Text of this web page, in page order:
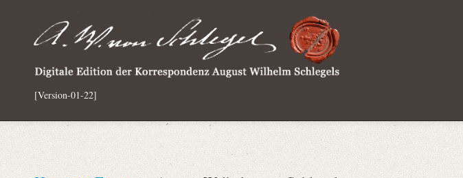
[Version-01-22]